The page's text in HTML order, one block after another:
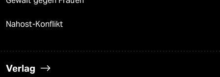
Nahost-Konflikt
Verlag